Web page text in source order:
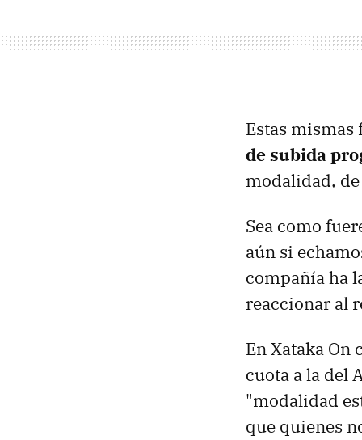
Estas
de subida
modalidad,
Sea como
aún si
compañía ha
reaccionar al
En Xataka On
cuota a la del
"modalidad
que quienes